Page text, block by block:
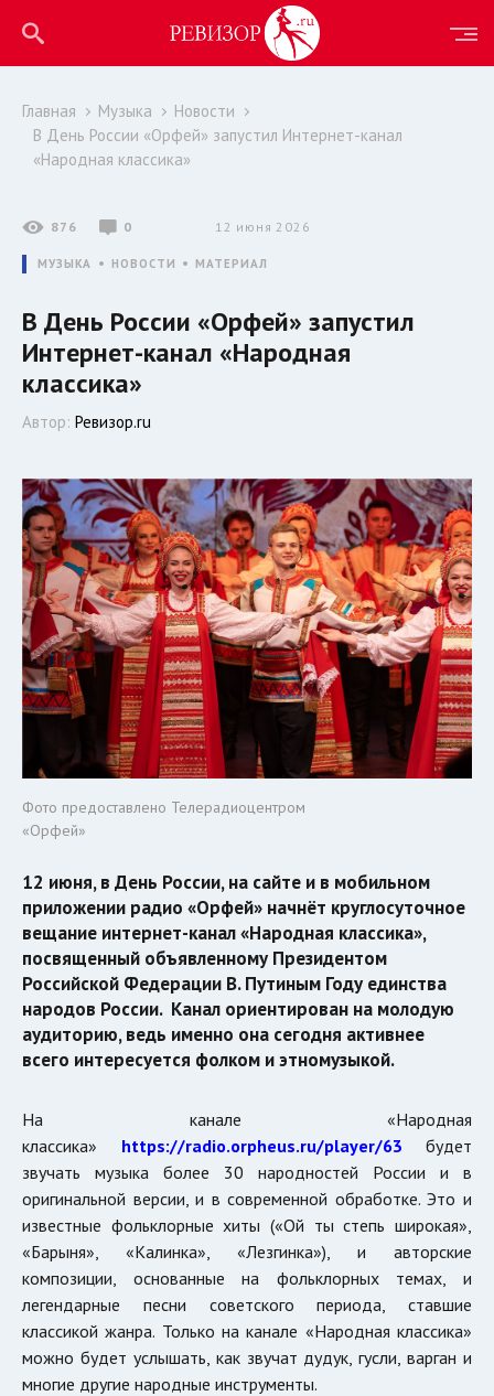
Главная Музыка
Новости
В День России «Орфей» запустил Интернет-канал
«Народная классика»
876 0 12 июня 2026
МУЗЫКА НОВОСТИ МАТЕРИАЛ
В День России «Орфей» запустил
Интернет-канал «Народная
классика»
Автор: Ревизор.ru
Фото предоставлено Телерадиоцентром
«Орфей»
12 июня, в День России, на сайте и в мобильном
приложении радио «Орфей» начнёт круглосуточное
вещание интернет-канал «Народная классика»,
посвященный объявленному Президентом
Российской Федерации В. Путиным Году единства
народов России. Канал ориентирован на молодую
аудиторию, ведь именно она сегодня активнее
всего интересуется фолком и этномузыкой.
На канале «Народная
классика» https://radio.orpheus.ru/player/63 будет
звучать музыка более 30 народностей России и в
оригинальной версии, и в современной обработке. Это и
известные фольклорные хиты («Ой ты степь широкая»,
«Барыня», «Калинка», «Лезгинка»), и авторские
композиции, основанные на фольклорных темах, и
легендарные песни советского периода, ставшие
классикой жанра. Только на канале «Народная классика»
можно будет услышать, как звучат дудук, гусли, варган и
многие другие народные инструменты.